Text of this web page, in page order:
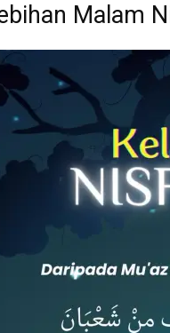
Malam